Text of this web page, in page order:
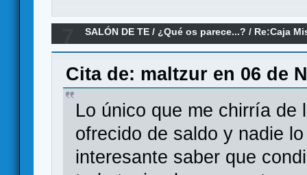
SALÓN DE TE /¿Qué os parece...? / Re:Caja
Cita de: maltzur en 06 de
Lo único que me chirría de
ofrecido de saldo y nadie
interesante saber que